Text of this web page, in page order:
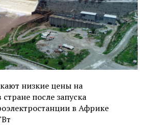
низкие цены на
после запуска
в Африке